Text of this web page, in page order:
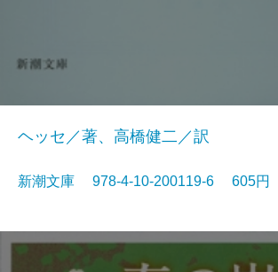
ヘッセ／著、高橋健二／訳
新潮文庫 978-4-10-200119-6 605円